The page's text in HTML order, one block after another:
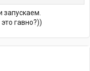
гавно?))